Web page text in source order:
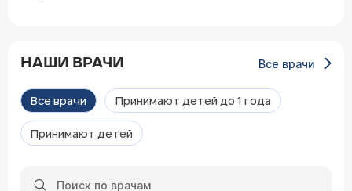
НАШИ ВРАЧИ Все врачи
Все врачи Принимают детей до 1 года
Принимают детей